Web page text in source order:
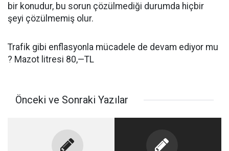
bir konudur, bu sorun çözülmediği durumda hiçbir
şeyi çözülmemiş olur.
Trafik gibi enflasyonla mücadele de devam ediyor mu
? Mazot litresi 80,—TL
Önceki ve Sonraki Yazılar